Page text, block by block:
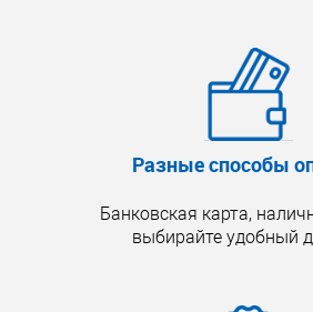
Разные способы
Банковская карта,
выбирайте удобный